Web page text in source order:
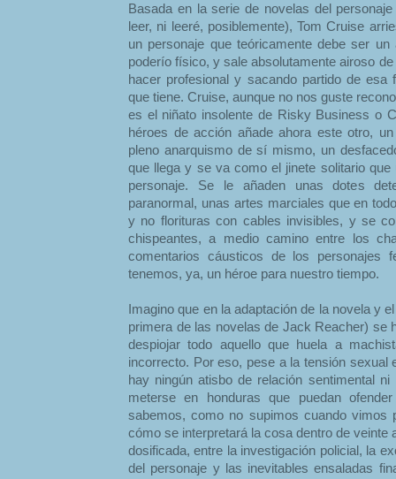
Basada en la serie de novelas del
leer, ni leeré, posiblemente), Tom Cruise
un personaje que teóricamente debe ser
poderío físico, y sale absolutamente airoso
hacer profesional y sacando partido de esa
que tiene. Cruise, aunque no nos guste
es el niñato insolente de Risky Business o
héroes de acción añade ahora este otro,
pleno anarquismo de sí mismo, un
que llega y se va como el jinete solitario
personaje. Se le añaden unas dotes
paranormal, unas artes marciales que en
y no florituras con cables invisibles, y se
chispeantes, a medio camino entre los
comentarios cáusticos de los personajes
tenemos, ya, un héroe para nuestro tiempo.
Imagino que en la adaptación de la novela y
primera de las novelas de Jack Reacher) se
despiojar todo aquello que huela a
incorrecto. Por eso, pese a la tensión sexual
hay ningún atisbo de relación sentimental
meterse en honduras que puedan
sabemos, como no supimos cuando
cómo se interpretará la cosa dentro de veinte
dosificada, entre la investigación policial, la
del personaje y las inevitables ensaladas